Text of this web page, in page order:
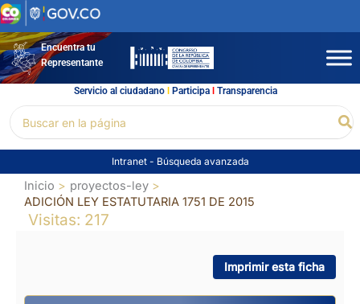
Ir
al
contenidoEncuentra tu
Representante
Servicio al ciudadano l Participal Transparencia
por:
Intranet - Búsqueda avanzada
Inicio
proyectos-ley
ADICIÓN LEY ESTATUTARIA 1751 DE 2015
Visitas: 217
Imprimir esta ficha